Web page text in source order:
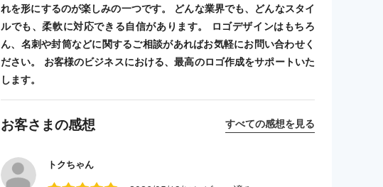
れを形にするのが楽しみの一つです。 どんな業界でも、どんなスタイ
ルでも、柔軟に対応できる自信があります。 ロゴデザインはもちろ
ん、名刺や封筒などに関するご相談があればお気軽にお問い合わせく
ださい。 お客様のビジネスにおける、最高のロゴ作成をサポートいた
します。
お客さまの感想 すべての感想を見る
トクちゃん